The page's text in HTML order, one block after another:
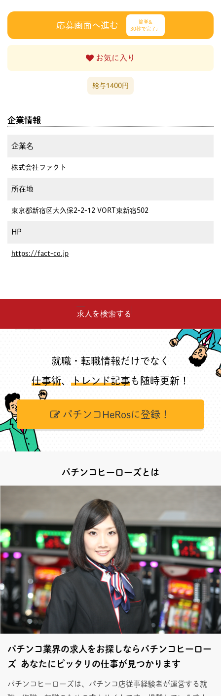
応募画面へ進む
簡単&
30秒で完了♩
お気に入り
給与1400円
企業情報
企業名
株式会社ファクト
所在地
東京都新宿区大久保2-2-12 VORT東新宿502
HP
https://fact-co.jp
求人を検索する
就職・転職情報だけでなく
仕事術、 トレンド記事も随時更新！
パチンコHeRosに登録！
パチンコヒーローズとは
パチンコ業界の求人をお探しならパチンコヒーロー
ズ あなたにピッタリの仕事が見つかります
パチンコヒーローズは、パチンコ店従事経験者が運営する就